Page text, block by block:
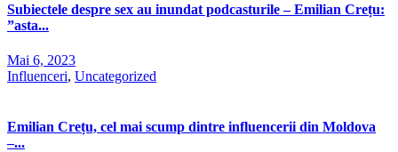
Subiectele despre sex au inundat podcasturile – Emilian Crețu:
”asta...
Mai 6, 2023
Influenceri, Uncategorized
Emilian Crețu, cel mai scump dintre influencerii din Moldova
–...